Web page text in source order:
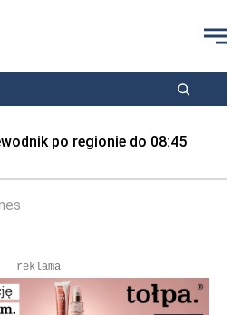
po regionie do 08:45
reklama